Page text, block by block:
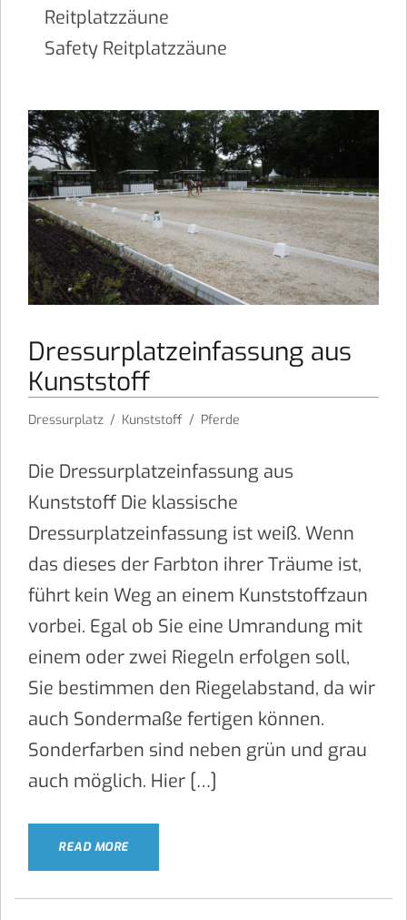
Reitplatzzäune
Safety Reitplatzzäune
Dressurplatzeinfassung aus
Kunststoff
Dressurplatz / Kunststoff / Pferde
Die Dressurplatzeinfassung aus
Kunststoff Die klassische
Dressurplatzeinfassung ist weiß. Wenn
das dieses der Farbton ihrer Träume ist,
führt kein Weg an einem Kunststoffzaun
vorbei. Egal ob Sie eine Umrandung mit
einem oder zwei Riegeln erfolgen soll,
Sie bestimmen den Riegelabstand, da wir
auch Sondermaße fertigen können.
Sonderfarben sind neben grün und grau
auch möglich. Hier […]
READ MORE